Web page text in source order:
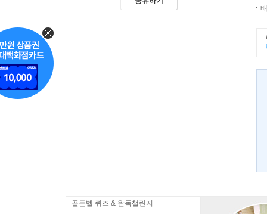
골든벨 퀴즈 & 완독챌린지